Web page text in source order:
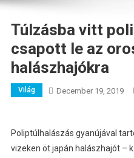
Túlzásba vitt
csapott le az
halászhajókra
Világ December 19, 2019
Poliptúlhalászás gyanújával
vizeken öt japán halászhajót –